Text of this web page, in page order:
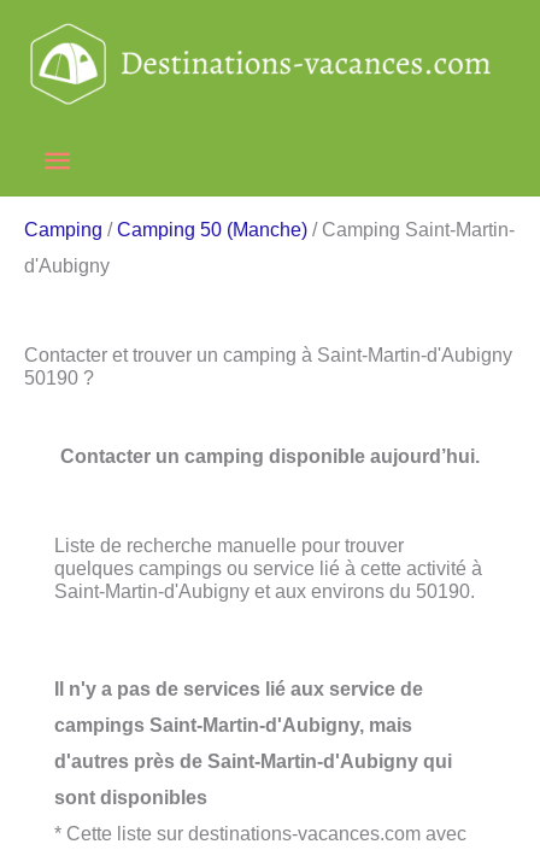
contenu
Menu
principal
Camping /Camping 50 (Manche) / Camping Saint-Martin-
d'Aubigny
Contacter et trouver un camping à Saint-Martin-d'Aubigny
50190 ?
Contacter un camping disponible aujourd’hui.
Liste de recherche manuelle pour trouver
quelques campings ou service lié à cette activité à
Saint-Martin-d'Aubigny et aux environs du 50190.
Il n'y a pas de services lié aux service de
campings Saint-Martin-d'Aubigny, mais
d'autres près de Saint-Martin-d'Aubigny qui
sont disponibles
* Cette liste sur destinations-vacances.com avec